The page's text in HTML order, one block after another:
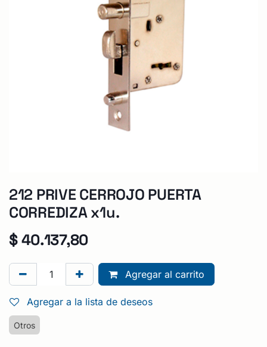
212 PRIVE CERROJO PUERTA
CORREDIZA x1u.
$40.137,80
Agregar al carrito
Agregar a la lista de deseos
Otros